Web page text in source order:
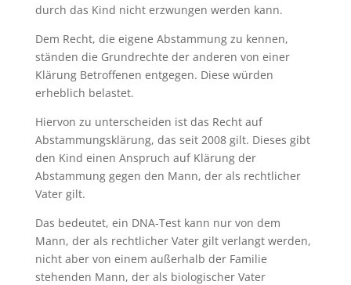
durch das Kind nicht erzwungen werden kann.
Dem Recht, die eigene Abstammung zu kennen,
ständen die Grundrechte der anderen von einer
Klärung Betroffenen entgegen. Diese würden
erheblich belastet.
Hiervon zu unterscheiden ist das Recht auf
Abstammungsklärung, das seit 2008 gilt. Dieses gibt
den Kind einen Anspruch auf Klärung der
Abstammung gegen den Mann, der als rechtlicher
Vater gilt.
Das bedeutet, ein DNA-Test kann nur von dem
Mann, der als rechtlicher Vater gilt verlangt werden,
nicht aber von einem außerhalb der Familie
stehenden Mann, der als biologischer Vater